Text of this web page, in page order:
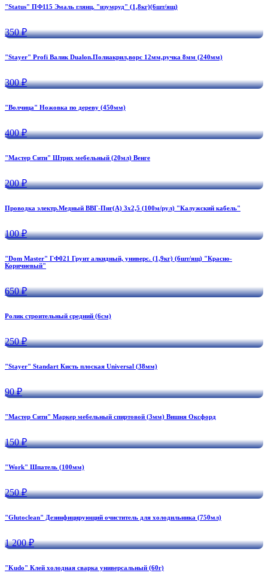
"Status" ПФ115 Эмаль глянц. "изумруд" (1,8кг)(6шт/ящ)
350 ₽
"Stayer" Profi Валик Dualon.Полиакрил,ворс 12мм,ручка 8мм (240мм)
300 ₽
"Волчица" Ножовка по дереву (450мм)
400 ₽
"Мастер Сити" Штрих мебельный (20мл) Венге
200 ₽
Проводка электр.Медный ВВГ-Пнг(А) 3х2,5 (100м/рул) "Калужский кабель"
100 ₽
"Dom Master" ГФ021 Грунт алкидный, универс. (1,9кг) (6шт/ящ) "Красно-
Коричневый"
650 ₽
Ролик строительный средний (6см)
250 ₽
"Stayer" Standart Кисть плоская Universal (38мм)
90 ₽
"Мастер Сити" Маркер мебельный спиртовой (3мм) Вишня Оксфорд
150 ₽
"Work" Шпатель (100мм)
250 ₽
"Glutoclean" Дезинфицирующий очиститель для холодильника (750мл)
1 200 ₽
"Kudo" Клей холодная сварка универсальный (60г)